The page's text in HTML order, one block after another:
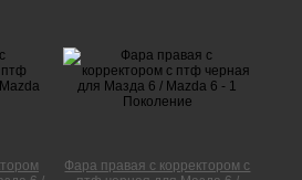
Фара правая с корректором с